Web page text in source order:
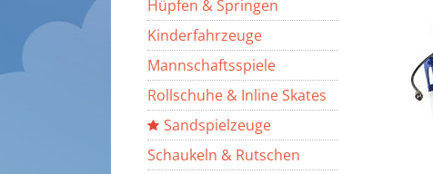
Hüpfen & Springen
Kinderfahrzeuge
Mannschaftsspiele
Rollschuhe & Inline Skates
Sandspielzeuge
Schaukeln & Rutschen